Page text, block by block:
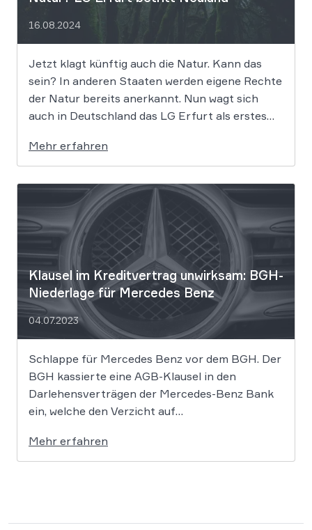
16.08.2024
Jetzt klagt künftig auch die Natur. Kann das
sein? In anderen Staaten werden eigene Rechte
der Natur bereits anerkannt. Nun wagt sich
auch in Deutschland das LG Erfurt als erstes
Neuland. Und das ausgerechnet in einem Diesel-
Abgasskandal-Fall – den Käufer eines BMW […]
Mehr erfahren
Klausel im Kre­dit­ver­trag unwirksam: BGH-
Niederlage für Mercedes Benz
04.07.2023
Schlappe für Mercedes Benz vor dem BGH. Der
BGH kassierte eine AGB-Klausel in den
Darlehensverträgen der Mercedes-Benz Bank
ein, welche den Verzicht auf
Autokredits beinhaltete. Damit dürfen Käufer
weiterhin gegen Mercedes klagen und
Mehr erfahren